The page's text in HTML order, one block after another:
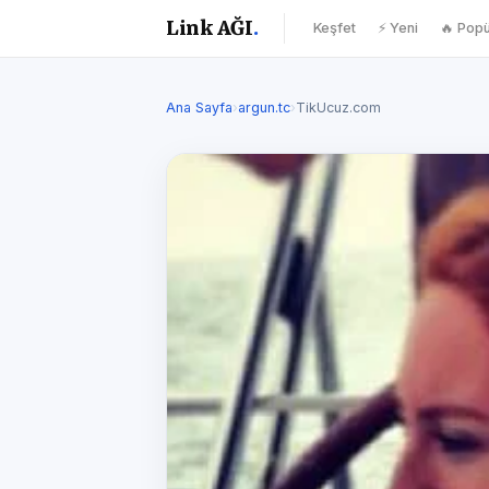
Link AĞI. Keşfet ⚡ Yeni 🔥
Ana Sayfa›argun.tc›TikUcuz.com